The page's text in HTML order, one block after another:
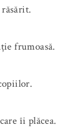
frumoasă.
îi plăcea.